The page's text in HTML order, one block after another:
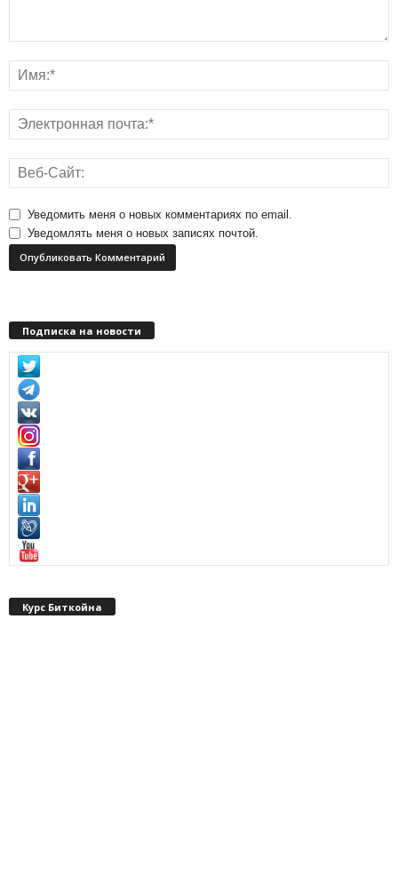
Уведомить меня о новых комментариях по email.
Уведомлять меня о новых записях почтой.
Подписка на новости
Курс Биткойна